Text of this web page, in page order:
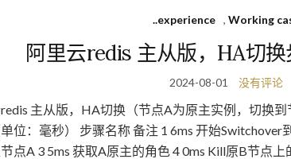
..experience , Working
阿里云redis 主从版，HA切
2024-08-01 没有评论
主从版，HA切换（节点A为原主实例，切换
位：毫秒） 步骤名称 备注 1 6ms 开始Switchover
节点A 3 5ms 获取A原主的角色 4 0ms Kill原B节点